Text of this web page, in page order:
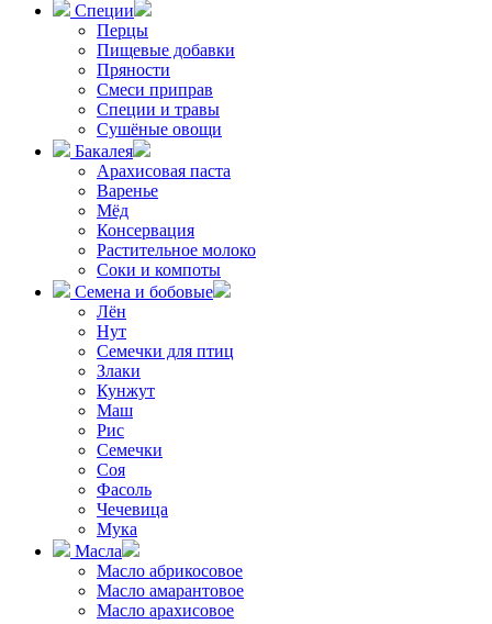
Специи
Перцы
Пищевые добавки
Пряности
Смеси приправ
Специи и травы
Сушёные овощи
Бакалея
Арахисовая паста
Варенье
Мёд
Консервация
Растительное молоко
Соки и компоты
Семена и бобовые
Лён
Нут
Семечки для птиц
Злаки
Кунжут
Маш
Рис
Семечки
Соя
Фасоль
Чечевица
Мука
Масла
Масло абрикосовое
Масло амарантовое
Масло арахисовое